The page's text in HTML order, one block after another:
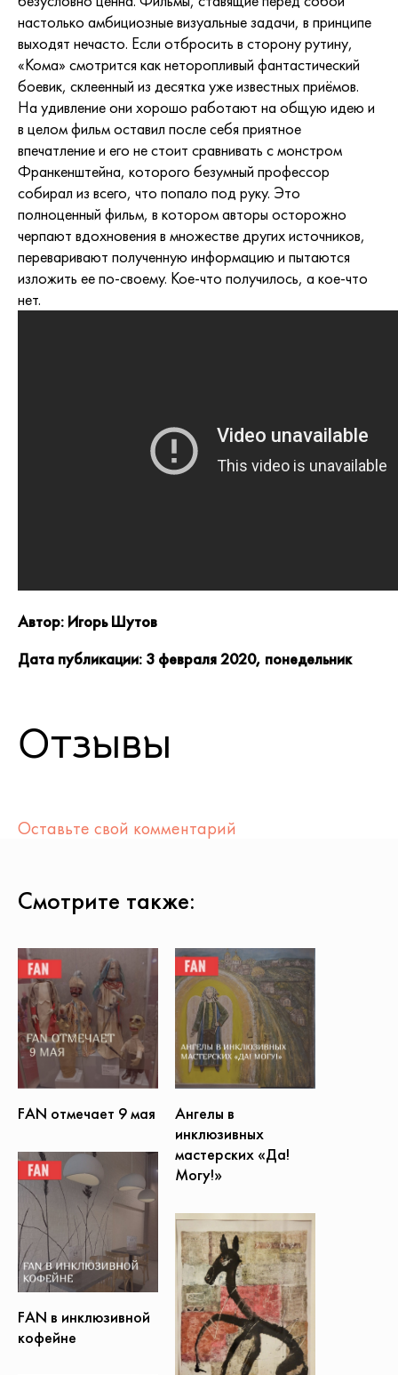
настолько амбициозные визуальные задачи, в принципе
выходят нечасто. Если отбросить в сторону рутину,
«Кома» смотрится как неторопливый фантастический
боевик, склеенный из десятка уже известных приёмов.
На удивление они хорошо работают на общую идею и
в целом фильм оставил после себя приятное
впечатление и его не стоит сравнивать с монстром
Франкенштейна, которого безумный профессор
собирал из всего, что попало под руку. Это
полноценный фильм, в котором авторы осторожно
черпают вдохновения в множестве других источников,
переваривают полученную информацию и пытаются
изложить ее по-своему. Кое-что получилось, а кое-что
нет.
Автор: Игорь Шутов
Дата публикации: 3 февраля 2020, понедельник
Отзывы
Оставьте свой комментарий
Смотрите также:
FAN отмечает 9 мая
Ангелы в
инклюзивных
мастерских «Да!
Могу!»
FAN в инклюзивной
кофейне